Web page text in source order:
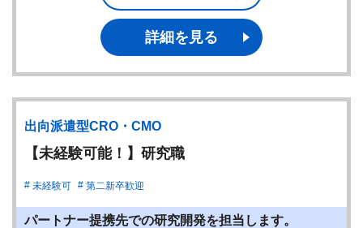
詳細を見る
出向派遣型CRO・CMO
【未経験可能！】研究職
未経験可 第二新卒歓迎
パートナー提携先での研究開発を担当します。